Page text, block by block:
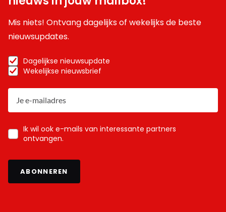
Mis niets! Ontvang dagelijks of wekelijks de beste
nieuwsupdates.
Dagelijkse nieuwsupdate
Wekelijkse nieuwsbrief
Ik wil ook e-mails van interessante partners
ontvangen.
ABONNEREN